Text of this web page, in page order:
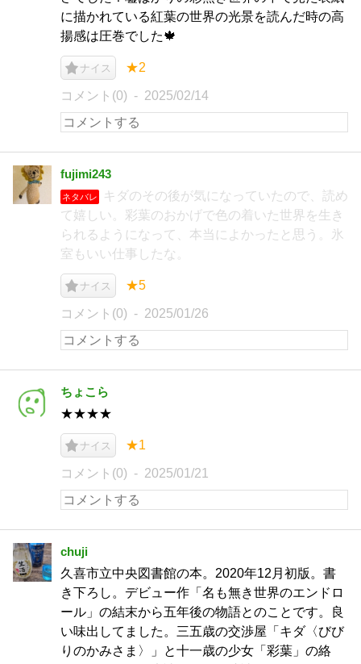
に描かれている紅葉の世界の光景を読んだ時の高
揚感は圧巻でした🍁
ナイス ★2
コメント(0) 2025/02/14
fujimi243
ネタバレ
キダのその後が気になっていたので、読め
て嬉しい。彩葉のおかげで色の着いた世界を生き
られるようになって、本当によかったと思う。氷
室もいい仕事したな。
ナイス ★5
コメント(0) 2025/01/26
ちょこら
★★★★
ナイス ★1
コメント(0) 2025/01/21
chuji
久喜市立中央図書館の本。2020年12月初版。書
き下ろし。デビュー作「名も無き世界のエンドロ
ール」の結末から五年後の物語とのことです。良
い味出してました。三五歳の交渉屋「キダ〈びび
りのかみさま〉」と十一歳の少女「彩葉」の絡